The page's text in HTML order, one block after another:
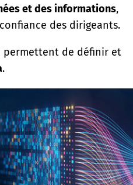
et des informations,
des dirigeants.
permettent de définir et
.